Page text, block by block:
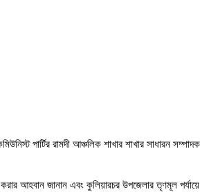
পার্টির রামদী আঞ্চলিক শাখার শাখার সাধারন সম্পাদক
আহবান জানান এবং কুলিয়ারচর উপজেলার তৃণমূল